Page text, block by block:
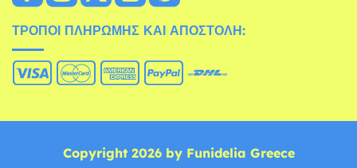
ΤΡΌΠΟΙ ΠΛΗΡΩΜΉΣ ΚΑΙ ΑΠΟΣΤΟΛΉ:
Copyright 2026 by Funidelia Greece